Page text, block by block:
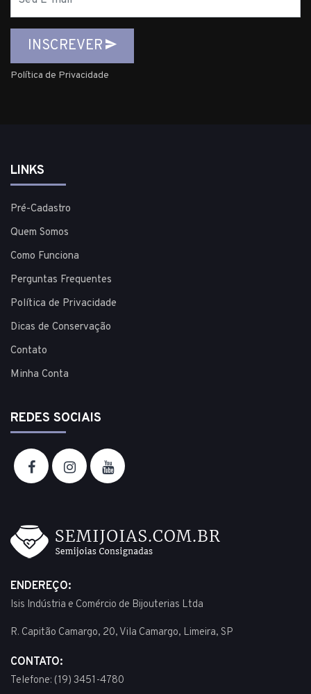
mail
INSCREVER
Política de Privacidade
LINKS
Pré-Cadastro
Quem Somos
Como Funciona
Perguntas Frequentes
Política de Privacidade
Dicas de Conservação
Contato
Minha Conta
REDES SOCIAIS
ENDEREÇO:
Isis Indústria e Comércio de Bijouterias Ltda
R. Capitão Camargo, 20, Vila Camargo, Limeira, SP
CONTATO:
Telefone: (19) 3451-4780